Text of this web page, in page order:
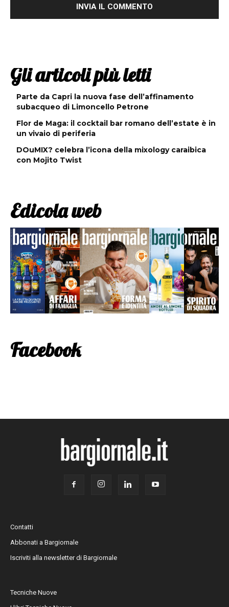
Gli articoli più letti
Parte da Capri la nuova fase dell’affinamento
subacqueo di Limoncello Petrone
Flor de Maga: il cocktail bar romano dell’estate è in
un vivaio di periferia
DOuMIX? celebra l’icona della mixology caraibica
con Mojito Twist
Edicola web
Facebook
Contatti
Abbonati a Bargiornale
Iscriviti alla newsletter di Bargiornale
Tecniche Nuove